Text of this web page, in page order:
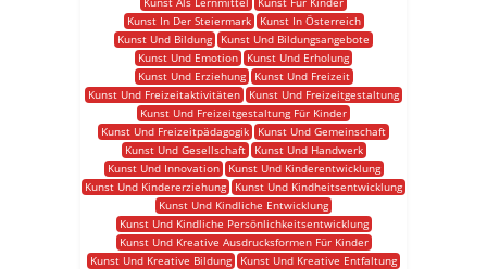
Kunst In Der Steiermark
Kunst In Österreich
Kunst Und Bildung
Kunst Und Bildungsangebote
Kunst Und Emotion
Kunst Und Erholung
Kunst Und Erziehung
Kunst Und Freizeit
Kunst Und Freizeitaktivitäten
Kunst Und Freizeitgestaltung
Kunst Und Freizeitgestaltung Für Kinder
Kunst Und Freizeitpädagogik
Kunst Und Gemeinschaft
Kunst Und Gesellschaft
Kunst Und Handwerk
Kunst Und Innovation
Kunst Und Kinderentwicklung
Kunst Und Kindererziehung
Kunst Und Kindheitsentwicklung
Kunst Und Kindliche Entwicklung
Kunst Und Kindliche Persönlichkeitsentwicklung
Kunst Und Kreative Ausdrucksformen Für Kinder
Kunst Und Kreative Bildung
Kunst Und Kreative Entfaltung